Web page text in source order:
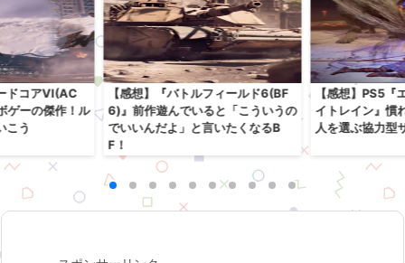
ドコアVI(AC
ゲーの傑作！ル
こう
【感想】『バトルフィールド6(BF
6)』前作遊んでいると「こういうの
でいいんだよ」と言いたくなるB
F！
【感想】PS5『
イトレイン』慣
人を選ぶ協力型